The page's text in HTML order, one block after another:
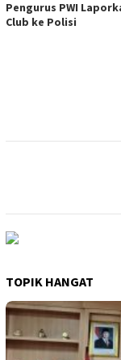
Pengurus PWI
Club ke Polisi
TOPIK HANGAT